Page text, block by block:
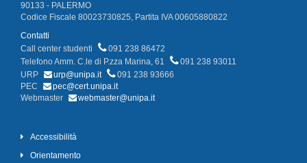
90133 - PALERMO
Codice Fiscale 80023730825, Partita IVA 00605880822
Contatti
Call center studenti
091 238 86472
Telefono Amm. C.le di P.zza Marina, 61
091 238 93011
URP
urp@unipa.it
091 238 93666
PEC
pec@cert.unipa.it
Webmaster
webmaster@unipa.it
Accessibilità
Orientamento